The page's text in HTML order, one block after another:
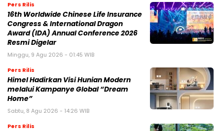
Pers Rilis
16th Worldwide Chinese Life Insurance
Congress & International Dragon
Award (IDA) Annual Conference 2026
Resmi Digelar
Minggu, 9 Agu 2026 - 01:45 WIB
Pers Rilis
Himel Hadirkan Visi Hunian Modern
melalui Kampanye Global “Dream
Home”
Sabtu, 8 Agu 2026 - 14:26 WIB
Pers Rilis